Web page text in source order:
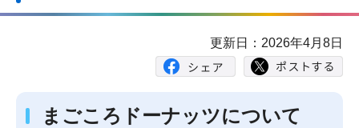
か
更新日：2026年4月8日
まごころドーナッツについて